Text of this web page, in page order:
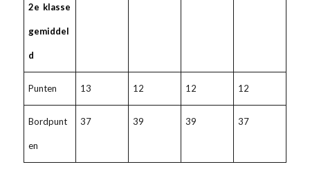
2e klasse
gemiddel
d
Punten 13 12 12 12
Bordpunt
en
37 39 39 37